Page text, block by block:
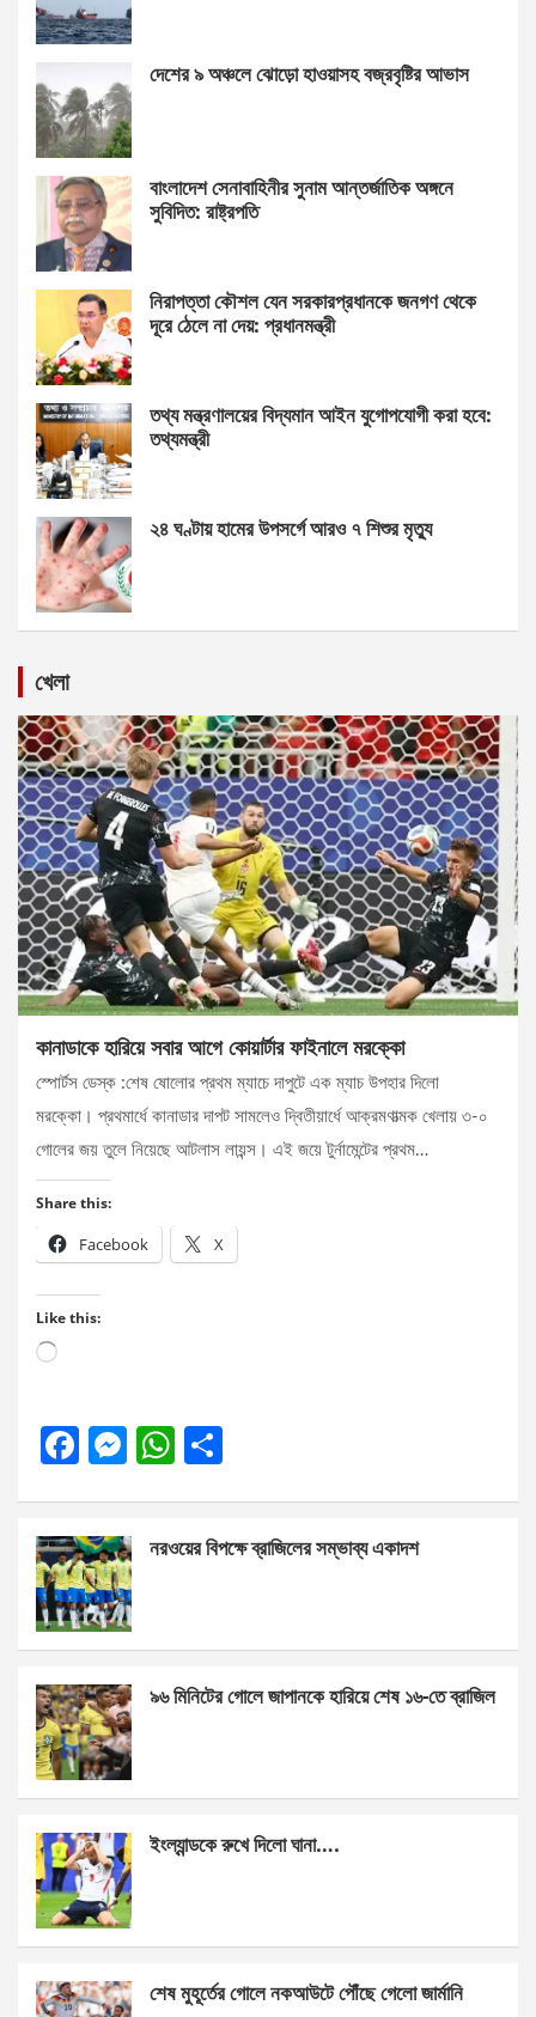
দেশের ৯ অঞ্চলে ঝোড়ো হাওয়াসহ বজ্রবৃষ্টির আভাস
বাংলাদেশ সেনাবাহিনীর সুনাম আন্তর্জাতিক অঙ্গনে
সুবিদিত: রাষ্ট্রপতি
নিরাপত্তা কৌশল যেন সরকারপ্রধানকে জনগণ থেকে
দূরে ঠেলে না দেয়: প্রধানমন্ত্রী
তথ্য মন্ত্রণালয়ের বিদ্যমান আইন যুগোপযোগী করা হবে:
তথ্যমন্ত্রী
২৪ ঘণ্টায় হামের উপসর্গে আরও ৭ শিশুর মৃত্যু
খেলা
কানাডাকে হারিয়ে সবার আগে কোয়ার্টার ফাইনালে মরক্কো
স্পোর্টস ডেস্ক :শেষ ষোলোর প্রথম ম্যাচে দাপুটে এক ম্যাচ উপহার দিলো
মরক্কো। প্রথমার্ধে কানাডার দাপট সামলেও দ্বিতীয়ার্ধে আক্রমণাত্মক খেলায় ৩-০
গোলের জয় তুলে নিয়েছে আটলাস লায়ন্স। এই জয়ে টুর্নামেন্টের প্রথম…
Share this:
Facebook X
Like this:
Loading…
F
b
o
o
k
M
n
g
er
W
s
p
e
নরওয়ের বিপক্ষে ব্রাজিলের সম্ভাব্য একাদশ
৯৬ মিনিটের গোলে জাপানকে হারিয়ে শেষ ১৬-তে ব্রাজিল
ইংল্যান্ডকে রুখে দিলো ঘানা….
শেষ মুহূর্তের গোলে নকআউটে পৌঁছে গেলো জার্মানি